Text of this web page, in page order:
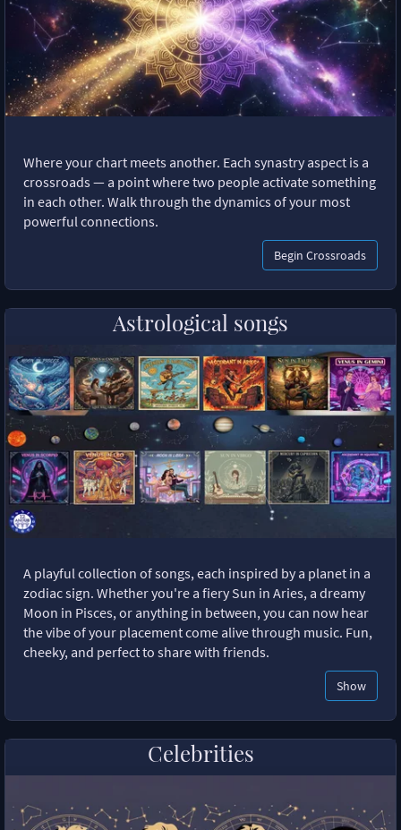
Where your chart meets another. Each synastry aspect is a
crossroads — a point where two people activate something
in each other. Walk through the dynamics of your most
powerful connections.
Begin Crossroads
Astrological songs
A playful collection of songs, each inspired by a planet in a
zodiac sign. Whether you're a fiery Sun in Aries, a dreamy
Moon in Pisces, or anything in between, you can now hear
the vibe of your placement come alive through music. Fun,
cheeky, and perfect to share with friends.
Show
Celebrities